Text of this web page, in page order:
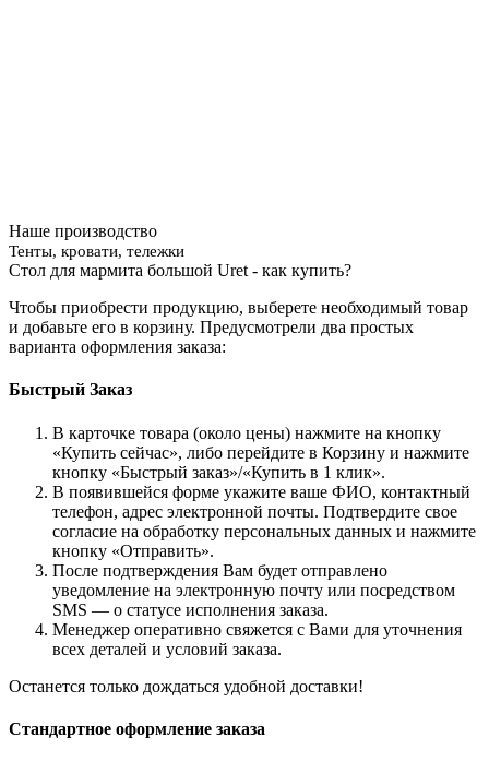
Наше производство
Тенты, кровати, тележки
Стол для мармита большой Uret - как купить?
Чтобы приобрести продукцию, выберете необходимый товар
и добавьте его в корзину. Предусмотрели два простых
варианта оформления заказа:
Быстрый Заказ
В карточке товара (около цены) нажмите на кнопку
«Купить сейчас», либо перейдите в Корзину и нажмите
кнопку «Быстрый заказ»/«Купить в 1 клик».
В появившейся форме укажите ваше ФИО, контактный
телефон, адрес электронной почты. Подтвердите свое
согласие на обработку персональных данных и нажмите
кнопку «Отправить».
После подтверждения Вам будет отправлено
уведомление на электронную почту или посредством
SMS — о статусе исполнения заказа.
Менеджер оперативно свяжется с Вами для уточнения
всех деталей и условий заказа.
Останется только дождаться удобной доставки!
Стандартное оформление заказа